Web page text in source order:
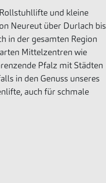
und kleine
Neureut über Durlach bis
in der gesamten Region
Mittelzentren wie
Pfalz mit Städten
in den Genuss unseres
auch für schmale